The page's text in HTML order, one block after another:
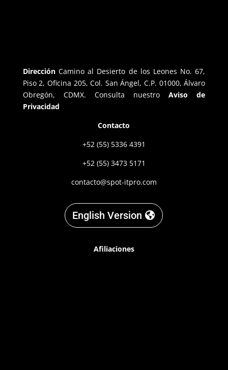
Dirección Camino al Desierto de los Leones No. 67,
Piso 2, Oficina 205, Col. San Ángel, C.P. 01000, Álvaro
Obregón, CDMX. Consulta nuestro
Aviso de
Privacidad
Contacto
+52 (55) 5336 4391
+52 (55) 3473 5171
contacto@spot-itpro.com
English Version
Afiliaciones